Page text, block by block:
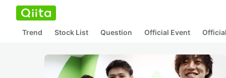
Trend Stock List Question Official Event